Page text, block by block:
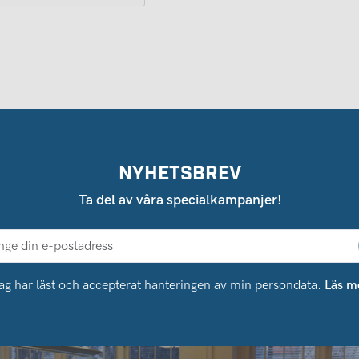
NYHETSBREV
Ta del av våra specialkampanjer!
har läst och accepterat hanteringen av min persondata. Läs